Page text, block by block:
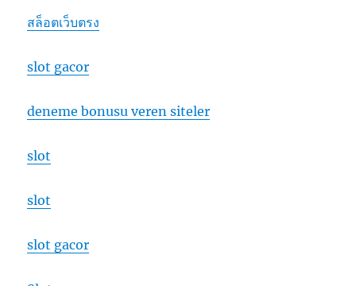
สล็อตเว็บตรง
slot gacor
deneme bonusu veren siteler
slot
slot
slot gacor